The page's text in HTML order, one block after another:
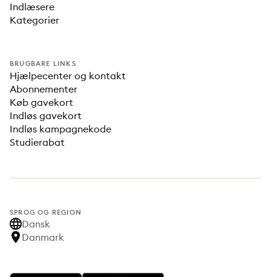
Indlæsere
Kategorier
BRUGBARE LINKS
Hjælpecenter og kontakt
Abonnementer
Køb gavekort
Indløs gavekort
Indløs kampagnekode
Studierabat
SPROG OG REGION
Dansk
Danmark